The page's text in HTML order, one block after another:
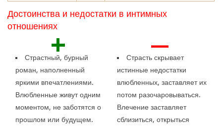
Достоинства и недостатки в интимных
отношениях
+
Страстный, бурный
роман, наполненный
яркими впечатлениями.
Влюбленные живут одним
моментом, не заботятся о
прошлом или будущем.
—
Страсть скрывает
истинные недостатки
влюбленных, заставляет их
потом разочаровываться.
Влечение заставляет
сблизиться, открыться